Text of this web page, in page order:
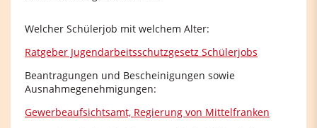
Welcher Schülerjob mit welchem Alter:
Ratgeber Jugendarbeitsschutzgesetz Schülerjobs
Beantragungen und Bescheinigungen sowie
Ausnahmegenehmigungen:
Gewerbeaufsichtsamt, Regierung von Mittelfranken